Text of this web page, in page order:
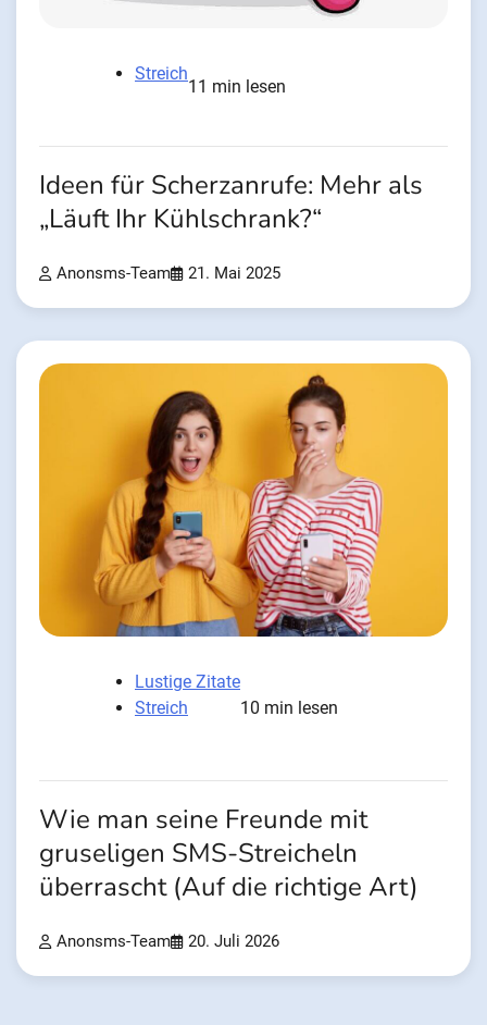
Streich
11 min lesen
Ideen für Scherzanrufe: Mehr als
„Läuft Ihr Kühlschrank?“
Anonsms-Team 21. Mai 2025
Lustige Zitate
Streich
10 min lesen
Wie man seine Freunde mit
gruseligen SMS-Streicheln
überrascht (Auf die richtige Art)
Anonsms-Team 20. Juli 2026